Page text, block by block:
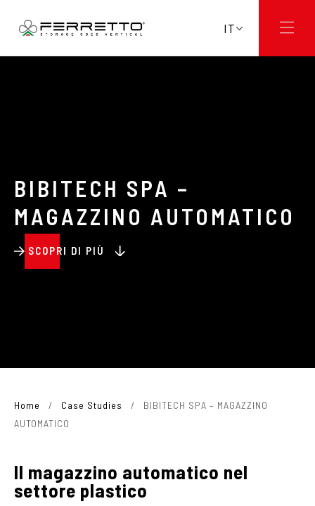
IT
BIBITECH SPA –
MAGAZZINO AUTOMATICO
SCOPRI DI PIÙ
Home / Case Studies /
BIBITECH SPA – MAGAZZINO
AUTOMATICO
Il magazzino automatico nel
settore plastico